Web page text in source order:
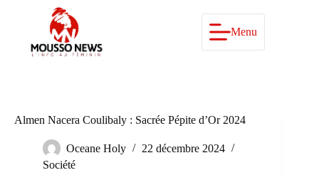
Menu
Almen Nacera Coulibaly : Sacrée Pépite d’Or 2024
Oceane Holy
22 décembre 2024
Société